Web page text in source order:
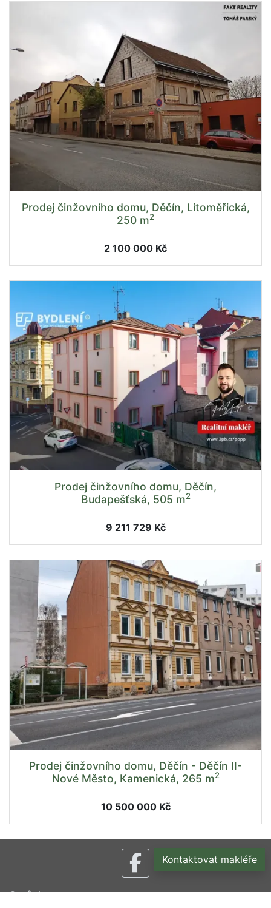
Prodej činžovního domu, Děčín, Litoměřická,
250 m2
2 100 000 Kč
Prodej činžovního domu, Děčín,
Budapešťská, 505 m2
9 211 729 Kč
Prodej činžovního domu, Děčín - Děčín II-
Nové Město, Kamenická, 265 m2
10 500 000 Kč
Kontaktovat makléře
Ceník inzerce